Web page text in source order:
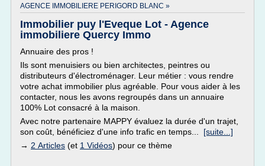
AGENCE IMMOBILIERE PERIGORD BLANC »
Immobilier puy l'Eveque Lot - Agence
immobiliere Quercy Immo
Annuaire des pros !
Ils sont menuisiers ou bien architectes, peintres ou
distributeurs d'électroménager. Leur métier : vous rendre
votre achat immobilier plus agréable. Pour vous aider à les
contacter, nous les avons regroupés dans un annuaire
100% Lot consacré à la maison.
Avec notre partenaire MAPPY évaluez la durée d'un trajet,
son coût, bénéficiez d'une info trafic en temps... [suite...]
→ 2 Articles (et 1 Vidéos) pour ce thème